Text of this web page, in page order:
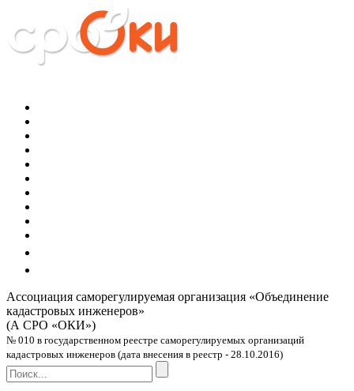
Ассоциация саморегулируемая организация «Объединение
кадастровых инженеров»
(А СРО «ОКИ»)
№ 010 в государственном реестре саморегулируемых организаций
кадастровых инженеров (дата внесения в реестр - 28.10.2016)